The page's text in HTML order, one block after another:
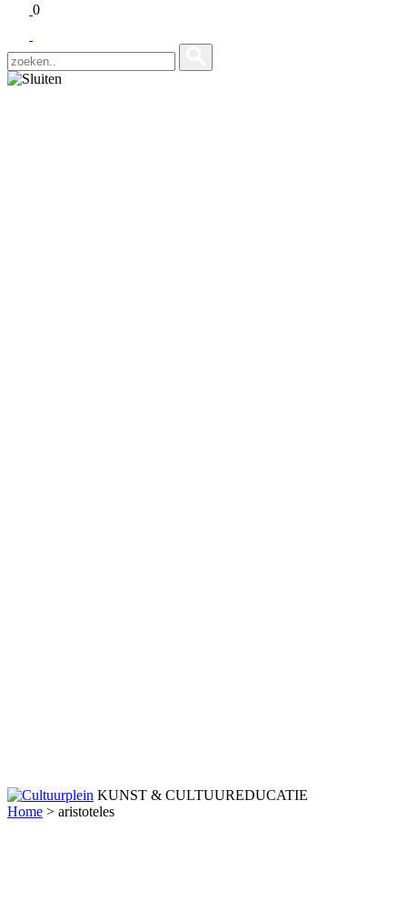
0
KUNST & CULTUUREDUCATIE
Home > aristoteles